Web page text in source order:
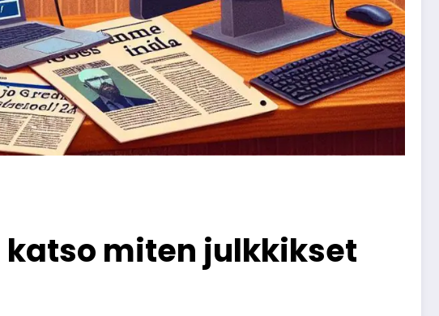
miten julkkikset